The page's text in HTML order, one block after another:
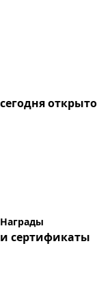
сегодняоткрыто
Награды
и сертификаты